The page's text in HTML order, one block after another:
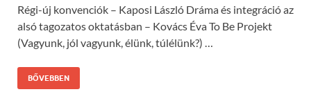
Régi-új konvenciók – Kaposi László Dráma és integráció az
alsó tagozatos oktatásban – Kovács Éva To Be Projekt
(Vagyunk, jól vagyunk, élünk, túlélünk?) …
BŐVEBBEN